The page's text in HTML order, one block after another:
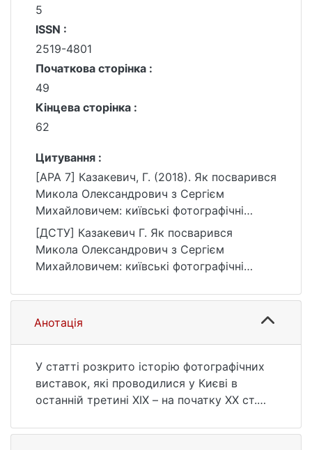
5
ISSN :
2519-4801
Початкова сторінка :
49
Кінцева сторінка :
62
Цитування :
[APA 7] Казакевич, Г. (2018). Як посварився
Микола Олекcандрович з Сергієм
Михайловичем: київські фотографічні
виставки у дискурсі пікторіалізму (кінець
ХІХ – початок ХХ ст.). Текст і образ:
Актуальні проблеми історії мистецтва,
1(5), 49–62. https://doi.org/10.17721/2519-
4801.2018.1.04
[ДСТУ] Казакевич Г. Як посварився
Микола Олекcандрович з Сергієм
Михайловичем: київські фотографічні
ХІХ – початок ХХ ст.). Текст і образ:
Актуальні проблеми історії мистецтва.
2018. Т. 1, № 5. С. 49—62. DOI:
звернення: 25.07.2026).
Анотація
У статті розкрито історію фотографічних
виставок, які проводилися у Києві в
останній третині ХІХ – на початку ХХ ст.
одним з найважливіших центрів художньої